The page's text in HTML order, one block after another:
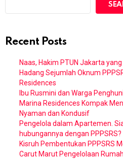
Recent Posts
Naas, Hakim PTUN Jakarta
Hadang Sejumlah Oknum
Residences
Ibu Rusmini dan Warga
Marina Residences Kompak
Nyaman dan Kondusif
Pengelola dalam Apartemen.
hubungannya dengan PPPSRS?
Kisruh Pembentukan PPPSRS
Carut Marut Pengelolaan